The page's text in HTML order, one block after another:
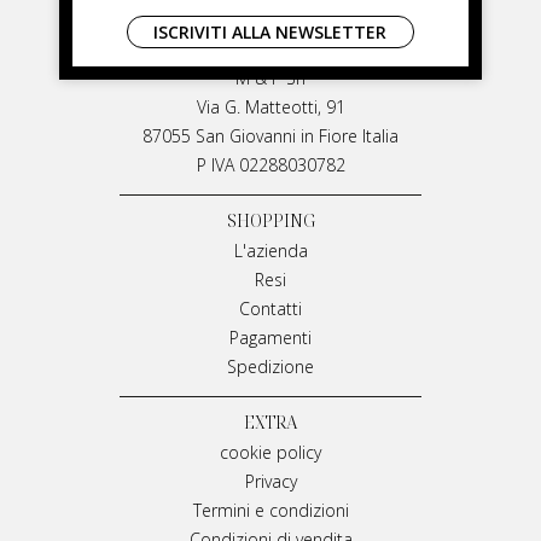
LIVIANA MIRARCHI
M & P Srl
Via G. Matteotti, 91
87055 San Giovanni in Fiore Italia
P IVA 02288030782
SHOPPING
L'azienda
Resi
Contatti
Pagamenti
Spedizione
EXTRA
cookie policy
Privacy
Termini e condizioni
ISCRIVITI ALLA NEWSLETTER